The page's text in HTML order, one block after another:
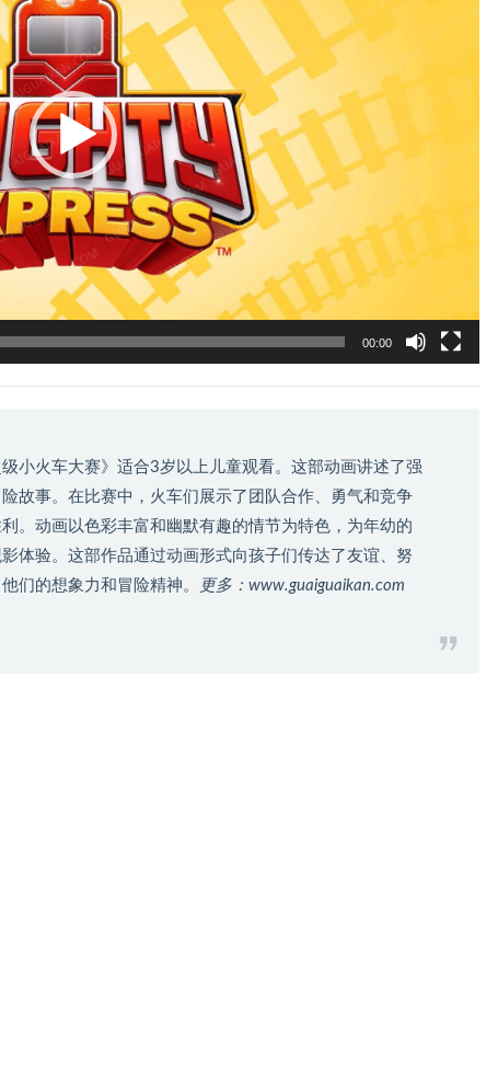
00:00
小火车大赛》适合3岁以上儿童观看。这部动画讲述了强
故事。在比赛中，火车们展示了团队合作、勇气和竞争
。动画以色彩丰富和幽默有趣的情节为特色，为年幼的
体验。这部作品通过动画形式向孩子们传达了友谊、努
们的想象力和冒险精神。
更多：www.guaiguaikan.com